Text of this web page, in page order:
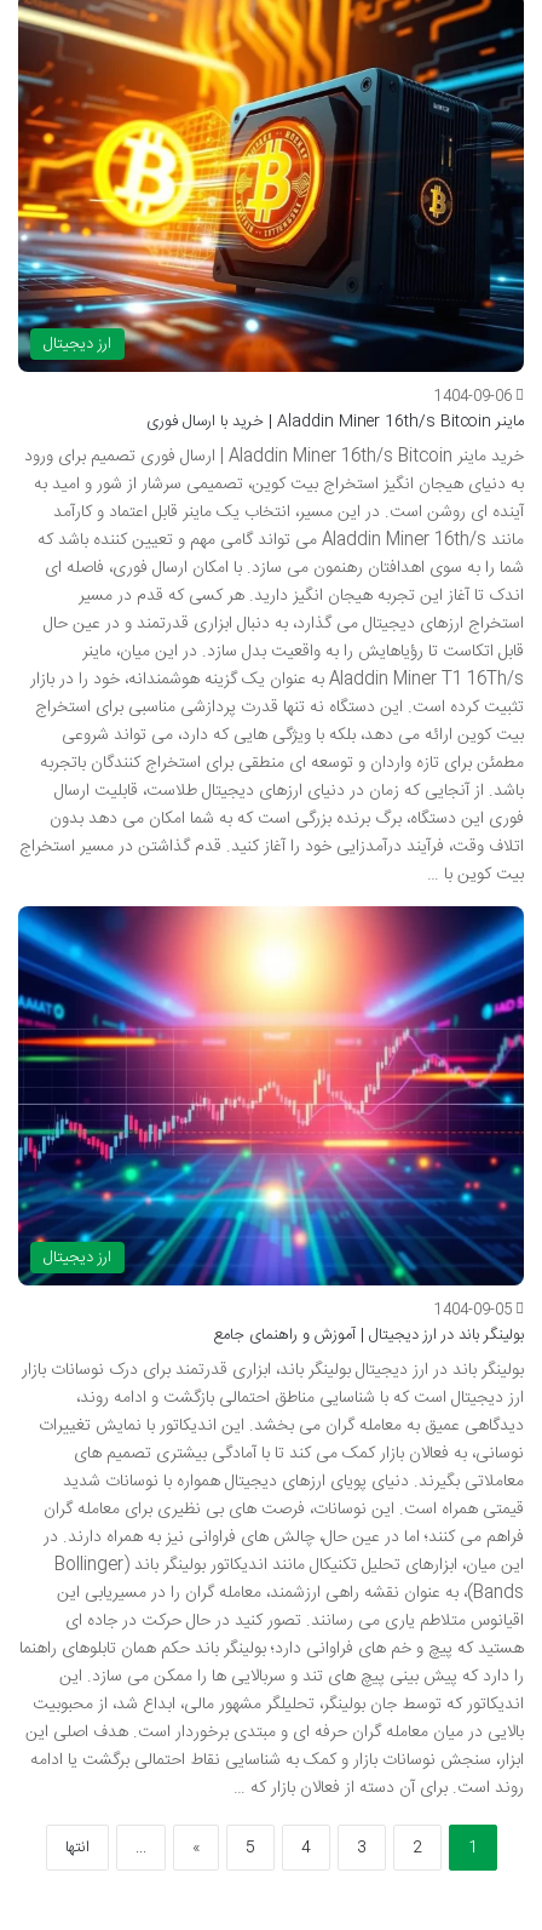
ارز دیجیتال
1404-09-06
ماینر Aladdin Miner 16th/s Bitcoin | خرید با ارسال فوری
خرید ماینر Aladdin Miner 16th/s Bitcoin | ارسال فوری تصمیم برای ورود
به دنیای هیجان انگیز استخراج بیت کوین، تصمیمی سرشار از شور و امید به
آینده ای روشن است. در این مسیر، انتخاب یک ماینر قابل اعتماد و کارآمد
مانند Aladdin Miner 16th/s می تواند گامی مهم و تعیین کننده باشد که
شما را به سوی اهدافتان رهنمون می سازد. با امکان ارسال فوری، فاصله ای
اندک تا آغاز این تجربه هیجان انگیز دارید. هر کسی که قدم در مسیر
استخراج ارزهای دیجیتال می گذارد، به دنبال ابزاری قدرتمند و در عین حال
قابل اتکاست تا رؤیاهایش را به واقعیت بدل سازد. در این میان، ماینر
Aladdin Miner T1 16Th/s به عنوان یک گزینه هوشمندانه، خود را در بازار
تثبیت کرده است. این دستگاه نه تنها قدرت پردازشی مناسبی برای استخراج
بیت کوین ارائه می دهد، بلکه با ویژگی هایی که دارد، می تواند شروعی
مطمئن برای تازه واردان و توسعه ای منطقی برای استخراج کنندگان باتجربه
باشد. از آنجایی که زمان در دنیای ارزهای دیجیتال طلاست، قابلیت ارسال
فوری این دستگاه، برگ برنده بزرگی است که به شما امکان می دهد بدون
اتلاف وقت، فرآیند درآمدزایی خود را آغاز کنید. قدم گذاشتن در مسیر استخراج
بیت کوین با …
ارز دیجیتال
1404-09-05
بولینگر باند در ارز دیجیتال | آموزش و راهنمای جامع
بولینگر باند در ارز دیجیتال بولینگر باند، ابزاری قدرتمند برای درک نوسانات بازار
ارز دیجیتال است که با شناسایی مناطق احتمالی بازگشت و ادامه روند،
دیدگاهی عمیق به معامله گران می بخشد. این اندیکاتور با نمایش تغییرات
نوسانی، به فعالان بازار کمک می کند تا با آمادگی بیشتری تصمیم های
معاملاتی بگیرند. دنیای پویای ارزهای دیجیتال همواره با نوسانات شدید
قیمتی همراه است. این نوسانات، فرصت های بی نظیری برای معامله گران
فراهم می کنند؛ اما در عین حال، چالش های فراوانی نیز به همراه دارند. در
این میان، ابزارهای تحلیل تکنیکال مانند اندیکاتور بولینگر باند (Bollinger
Bands)، به عنوان نقشه راهی ارزشمند، معامله گران را در مسیریابی این
اقیانوس متلاطم یاری می رسانند. تصور کنید در حال حرکت در جاده ای
هستید که پیچ و خم های فراوانی دارد؛ بولینگر باند حکم همان تابلوهای راهنما
را دارد که پیش بینی پیچ های تند و سربالایی ها را ممکن می سازد. این
اندیکاتور که توسط جان بولینگر، تحلیلگر مشهور مالی، ابداع شد، از محبوبیت
بالایی در میان معامله گران حرفه ای و مبتدی برخوردار است. هدف اصلی این
ابزار، سنجش نوسانات بازار و کمک به شناسایی نقاط احتمالی برگشت یا ادامه
روند است. برای آن دسته از فعالان بازار که …
1
2
3
4
5
»
... انتها